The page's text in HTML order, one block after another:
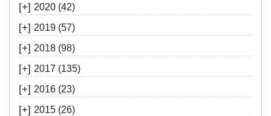
[+] 2020 (42)
[+] 2019 (57)
[+] 2018 (98)
[+] 2017 (135)
[+] 2016 (23)
[+] 2015 (26)